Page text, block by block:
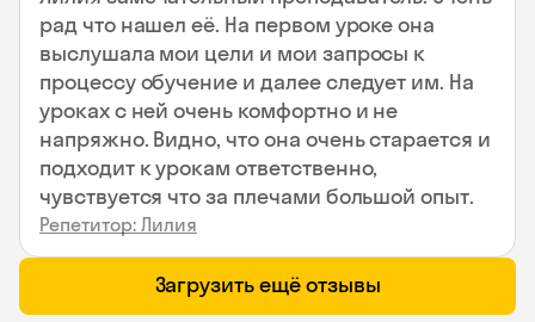
рад что нашел её. На первом уроке она
выслушала мои цели и мои запросы к
процессу обучение и далее следует им. На
уроках с ней очень комфортно и не
напряжно. Видно, что она очень старается и
подходит к урокам ответственно,
чувствуется что за плечами большой опыт.
Репетитор: Лилия
Загрузить ещё отзывы